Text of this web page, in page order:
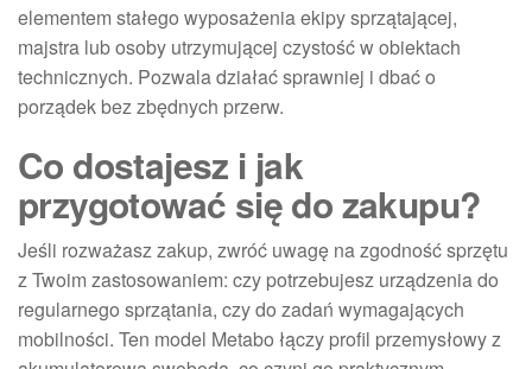
elementem stałego wyposażenia ekipy sprzątającej,
majstra lub osoby utrzymującej czystość w obiektach
technicznych. Pozwala działać sprawniej i dbać o
porządek bez zbędnych przerw.
Co dostajesz i jak
przygotować się do zakupu?
Jeśli rozważasz zakup, zwróć uwagę na zgodność sprzętu
z Twoim zastosowaniem: czy potrzebujesz urządzenia do
regularnego sprzątania, czy do zadań wymagających
mobilności. Ten model Metabo łączy profil przemysłowy z